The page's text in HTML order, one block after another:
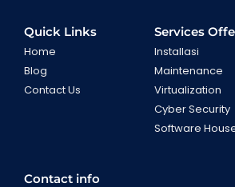
Quick Links
Home
Blog
Contact Us
Services
Installasi
Maintenance
Virtualization
Cyber Security
Software
Contact info